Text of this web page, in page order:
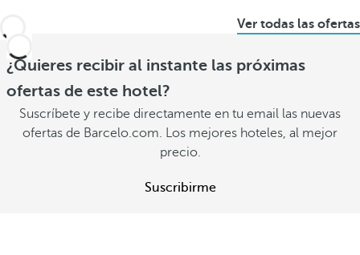
Ver todas las ofertas
¿Quieres recibir al instante las próximas
ofertas de este hotel?
Suscríbete y recibe directamente en tu email las nuevas
ofertas de Barcelo.com. Los mejores hoteles, al mejor
precio.
Suscribirme